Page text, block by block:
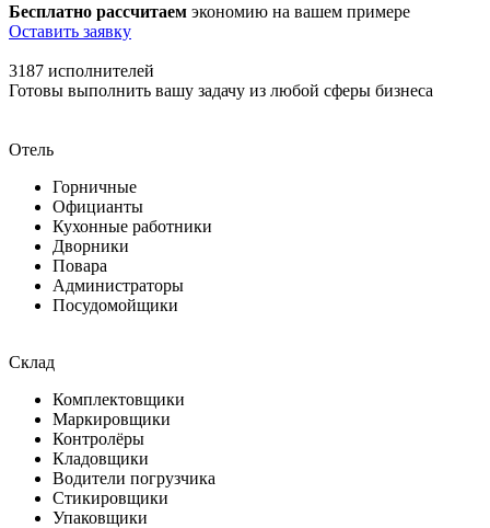
Бесплатно рассчитаем экономию на вашем примере
Оставить заявку
3187 исполнителей
Готовы выполнить вашу задачу из любой сферы бизнеса
Отель
Горничные
Официанты
Кухонные работники
Дворники
Повара
Администраторы
Посудомойщики
Склад
Комплектовщики
Маркировщики
Контролёры
Кладовщики
Водители погрузчика
Стикировщики
Упаковщики